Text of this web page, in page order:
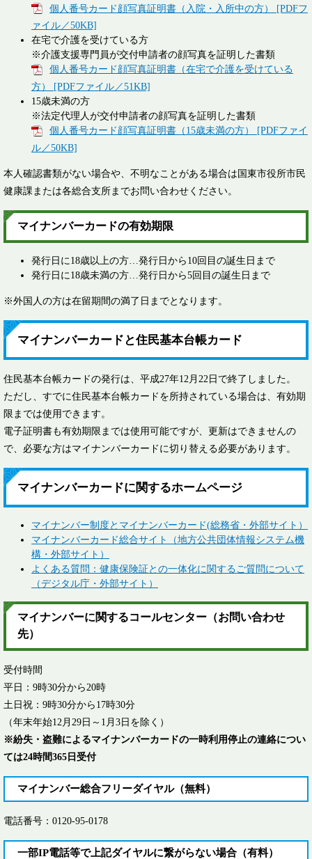
個人番号カード顔写真証明書（入院・入所中の方） [PDFフ
ァイル／50KB]
在宅で介護を受けている方
※介護支援専門員が交付申請者の顔写真を証明した書類
個人番号カード顔写真証明書（在宅で介護を受けている
方） [PDFファイル／51KB]
15歳未満の方
※法定代理人が交付申請者の顔写真を証明した書類
個人番号カード顔写真証明書（15歳未満の方） [PDFファイ
ル／50KB]
本人確認書類がない場合や、不明なことがある場合は国東市役所市民
健康課または各総合支所までお問い合わせください。
マイナンバーカードの有効期限
発行日に18歳以上の方…発行日から10回目の誕生日まで
発行日に18歳未満の方…発行日から5回目の誕生日まで
※外国人の方は在留期間の満了日までとなります。
マイナンバーカードと住民基本台帳カード
住民基本台帳カードの発行は、平成27年12月22日で終了しました。
ただし、すでに住民基本台帳カードを所持されている場合は、有効期
限までは使用できます。
電子証明書も有効期限までは使用可能ですが、更新はできませんの
で、必要な方はマイナンバーカードに切り替える必要があります。
マイナンバーカードに関するホームページ
マイナンバー制度とマイナンバーカード(総務省・外部サイト）
マイナンバーカード総合サイト（地方公共団体情報システム機
構・外部サイト）
よくある質問：健康保険証との一体化に関するご質問について
（デジタル庁・外部サイト）
マイナンバーに関するコールセンター（お問い合わせ
先）
受付時間
平日：9時30分から20時
土日祝：9時30分から17時30分
（年末年始12月29日～1月3日を除く）
※紛失・盗難によるマイナンバーカードの一時利用停止の連絡につい
ては24時間365日受付
マイナンバー総合フリーダイヤル（無料）​
電話番号：0120-95-0178
​一部IP電話等で上記ダイヤルに繋がらない場合（有料）